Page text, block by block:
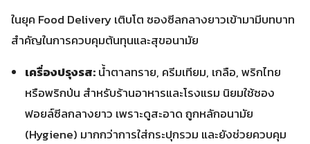
ในยุค Food Delivery เติบโต ซองซีลกลางยาวเข้ามามีบทบาท
สำคัญในการควบคุมต้นทุนและสุขอนามัย
เครื่องปรุงรส:น้ำตาลทราย, ครีมเทียม, เกลือ, พริกไทย
หรือพริกป่น สำหรับร้านอาหารและโรงแรม นิยมใช้ซอง
ฟอยล์ซีลกลางยาว เพราะดูสะอาด ถูกหลักอนามัย
(Hygiene) มากกว่าการใส่กระปุกรวม และยังช่วยควบคุม